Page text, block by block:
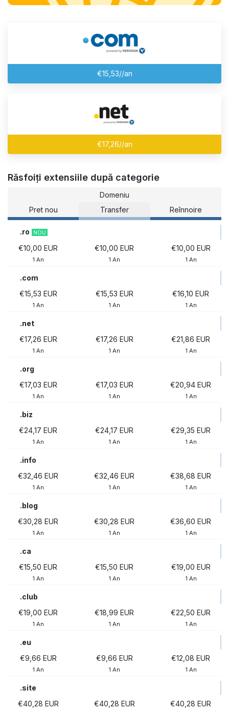
€15,53//an
€17,26//an
Răsfoiți extensiile după categorie
Domeniu
Pret nou
Transfer Reînnoire
.ro NOU
€10,00 EUR
1 An
€10,00 EUR
1 An
€10,00 EUR
1 An
.com
€15,53 EUR
1 An
€15,53 EUR
1 An
€16,10 EUR
1 An
.net
€17,26 EUR
1 An
€17,26 EUR
1 An
€21,86 EUR
1 An
.org
€17,03 EUR
1 An
€17,03 EUR
1 An
€20,94 EUR
1 An
.biz
€24,17 EUR
1 An
€24,17 EUR
1 An
€29,35 EUR
1 An
.info
€32,46 EUR
1 An
€32,46 EUR
1 An
€38,68 EUR
1 An
.blog
€30,28 EUR
1 An
€30,28 EUR
1 An
€36,60 EUR
1 An
.ca
€15,50 EUR
1 An
€15,50 EUR
1 An
€19,00 EUR
1 An
.club
€19,00 EUR
1 An
€18,99 EUR
1 An
€22,50 EUR
1 An
.eu
€9,66 EUR
1 An
€9,66 EUR
1 An
€12,08 EUR
1 An
.site
€40,28 EUR
€40,28 EUR €40,28 EUR